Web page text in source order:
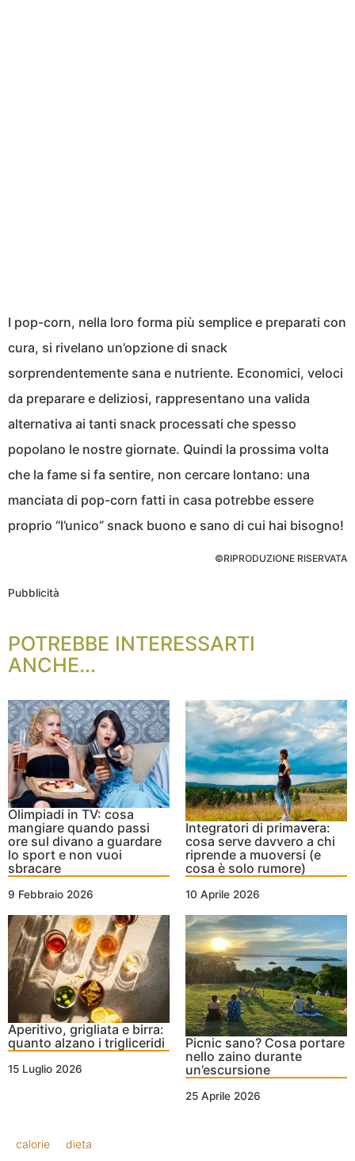
I pop-corn, nella loro forma più semplice e preparati con
cura, si rivelano un’opzione di snack
sorprendentemente sana e nutriente. Economici, veloci
da preparare e deliziosi, rappresentano una valida
alternativa ai tanti snack processati che spesso
popolano le nostre giornate. Quindi la prossima volta
che la fame si fa sentire, non cercare lontano: una
manciata di pop-corn fatti in casa potrebbe essere
proprio “l’unico” snack buono e sano di cui hai bisogno!
©RIPRODUZIONE RISERVATA
Pubblicità
POTREBBE INTERESSARTI
ANCHE...
Olimpiadi in TV: cosa
mangiare quando passi
ore sul divano a guardare
lo sport e non vuoi
sbracare
9 Febbraio 2026
Integratori di primavera:
cosa serve davvero a chi
riprende a muoversi (e
cosa è solo rumore)
10 Aprile 2026
Aperitivo, grigliata e birra:
quanto alzano i trigliceridi
15 Luglio 2026
Picnic sano? Cosa portare
nello zaino durante
un’escursione
25 Aprile 2026
calorie dieta